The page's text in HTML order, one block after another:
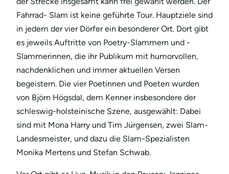
Fahrrad- Slam ist keine geführte Tour. Hauptziele sind
in jedem der vier Dörfer ein besonderer Ort. Dort gibt
es jeweils Auftritte von Poetry-Slammern und -
Slammerinnen, die ihr Publikum mit humorvollen,
nachdenklichen und immer aktuellen Versen
begeistern. Die vier Poetinnen und Poeten wurden
von Björn Högsdal, dem Kenner insbesondere der
schleswig-holsteinische Szene, ausgewählt: Dabei
sind mit Mona Harry und Tim Jürgensen, zwei Slam-
Landesmeister, und dazu die Slam-Spezialisten
Monika Mertens und Stefan Schwab.